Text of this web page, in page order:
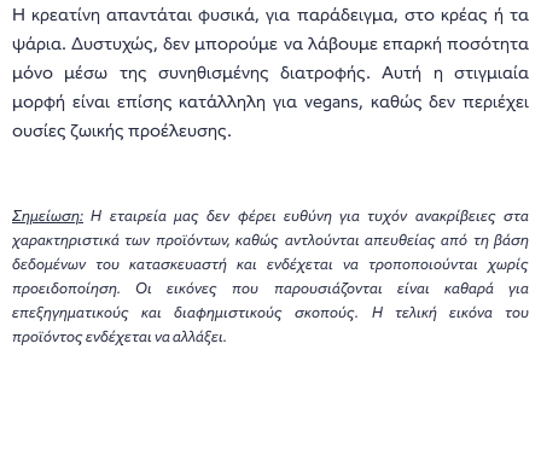
Η κρεατίνη απαντάται φυσικά, για παράδειγμα, στο κρέας ή τα
ψάρια. Δυστυχώς, δεν μπορούμε να λάβουμε επαρκή ποσότητα
μόνο μέσω της συνηθισμένης διατροφής. Αυτή η στιγμιαία
μορφή είναι επίσης κατάλληλη για vegans, καθώς δεν περιέχει
ουσίες ζωικής προέλευσης.
Σημείωση: Η εταιρεία μας δεν φέρει ευθύνη για τυχόν ανακρίβειες στα
χαρακτηριστικά των προϊόντων, καθώς αντλούνται απευθείας από τη βάση
δεδομένων του κατασκευαστή και ενδέχεται να τροποποιούνται χωρίς
προειδοποίηση. Οι εικόνες που παρουσιάζονται είναι καθαρά για
επεξηγηματικούς και διαφημιστικούς σκοπούς. Η τελική εικόνα του
προϊόντος ενδέχεται να αλλάξει.